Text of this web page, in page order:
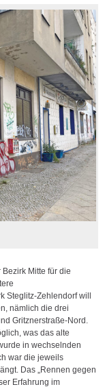
Mitte für die
Steglitz-Zehlendorf will
nämlich die drei
Gritznerstraße-Nord.
was das alte
in wechselnden
war die jeweils
Das „Rennen gegen
Erfahrung im